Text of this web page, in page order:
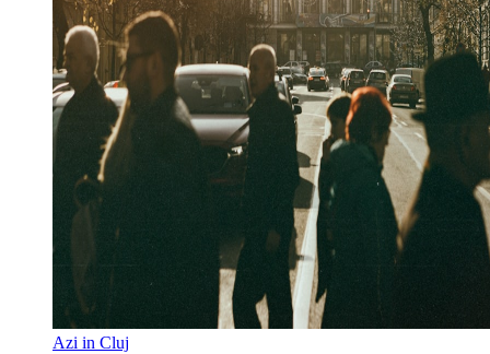
Azi in Cluj